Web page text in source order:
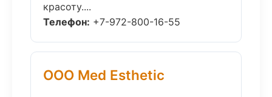
красоту....
Телефон: +7-972-800-16-55
ООО Med Esthetic